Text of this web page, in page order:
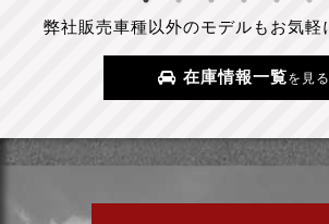
弊社販売車種以外のモデルもお気軽
在庫情報一覧を見る